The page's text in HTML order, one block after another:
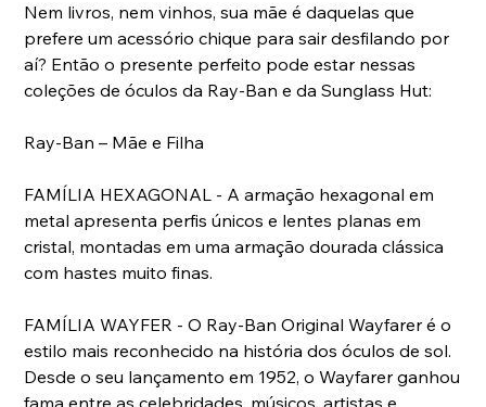
Nem livros, nem vinhos, sua mãe é daquelas que
prefere um acessório chique para sair desfilando por
aí? Então o presente perfeito pode estar nessas
coleções de óculos da Ray-Ban e da Sunglass Hut:
Ray-Ban – Mãe e Filha
FAMÍLIA HEXAGONAL - A armação hexagonal em
metal apresenta perfis únicos e lentes planas em
cristal, montadas em uma armação dourada clássica
com hastes muito finas.
FAMÍLIA WAYFER - O Ray-Ban Original Wayfarer é o
estilo mais reconhecido na história dos óculos de sol.
Desde o seu lançamento em 1952, o Wayfarer ganhou